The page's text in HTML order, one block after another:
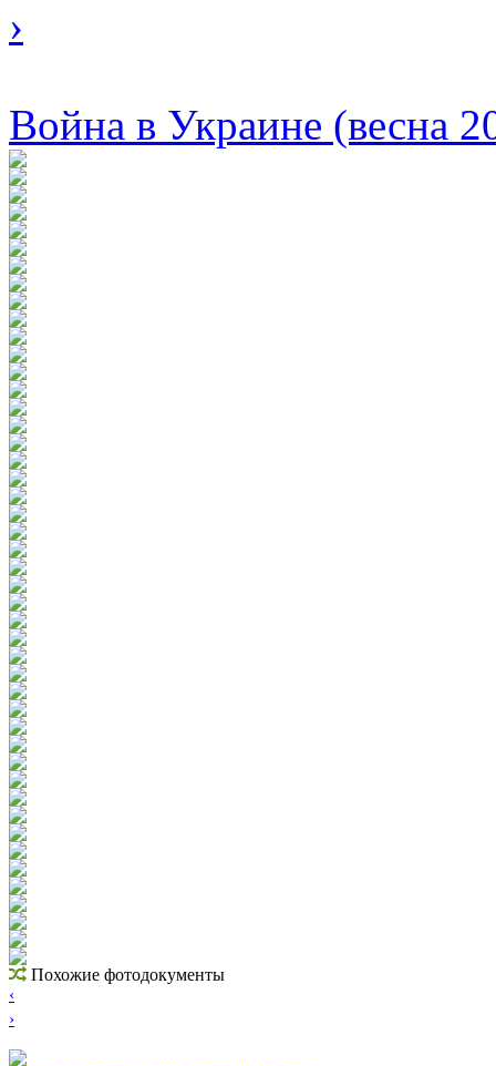
›
Война в Украине (весна
Похожие фотодокументы
‹
›